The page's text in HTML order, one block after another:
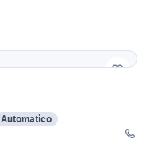
Automatico